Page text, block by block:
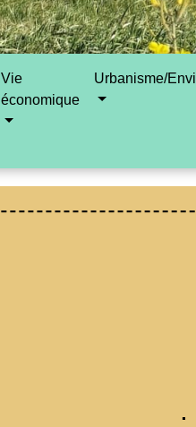
Vie
économique
Urbanisme/